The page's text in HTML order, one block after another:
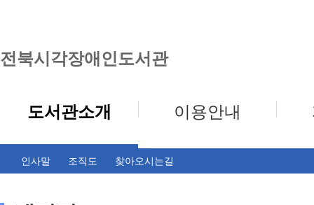
전북시각장애인도서관
도서관소개
인사말 조직도 찾아오시는길
이용안내